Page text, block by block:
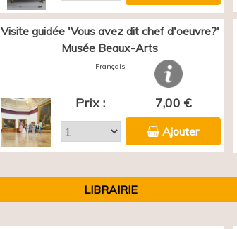
Visite guidée 'Vous avez dit chef d'oeuvre?'
Musée Beaux-Arts
Français
Prix : 7,00 €
Ajouter
LIBRAIRIE